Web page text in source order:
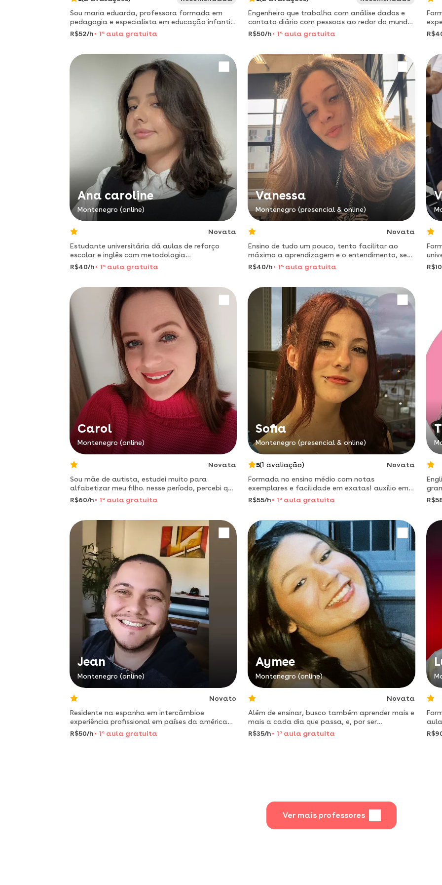
Sou maria eduarda, professora formada em
pedagogia e especialista em educação infantil
e inclusiva. utilizo metodologias ativas para um
aprendizado eficaz, promovendo o
R$52/h 1 a aula gratuita
Engenheiro que trabalha com análise dados e
contato diário com pessoas ao redor do mundo
que falam inglês, dá aulas de conversação
focado na demanda do aluno.
R$50/h 1 a aula gratuita
Ana caroline
Montenegro (online)
Novata
Estudante universitária dá aulas de reforço
escolar e inglês com metodologia
personalizada para alunos do ensino
fundamental e médio.
R$40/h 1 a aula gratuita
Vanessa
Montenegro (presencial & online)
Novata
Ensino de tudo um pouco, tento facilitar ao
máximo a aprendizagem e o entendimento, sem
deixar a aula ficar chata!! gosto de utilizar
materiais de apoio feitos por mim mesma.
R$40/h 1 a aula gratuita
Carol
Montenegro (online)
Novata
Sou mãe de autista, estudei muito para
alfabetizar meu filho. nesse período, percebi que
tenho grande habilidade em alfabetização e
R$60/h 1 a aula gratuita
Sofia
Montenegro (presencial & online)
5(1 avaliação)
Novata
Formada no ensino médio com notas
exemplares e facilidade em exatas! auxílio em
todas as partes da matemática e ciências. ️
R$55/h 1 a aula gratuita
e
Jean
Montenegro (online)
Novato
Residente na espanha em intercâmbioe
experiência profissional em países da américa
latinapor mais de 5 anos
R$50/h 1 a aula gratuita
Aymee
Montenegro (online)
Novata
Além de ensinar, busco também aprender mais e
mais a cada dia que passa, e, por ser
extremamente comunicativa, amo conhecer
R$35/h 1 a aula gratuita
Ver mais professores